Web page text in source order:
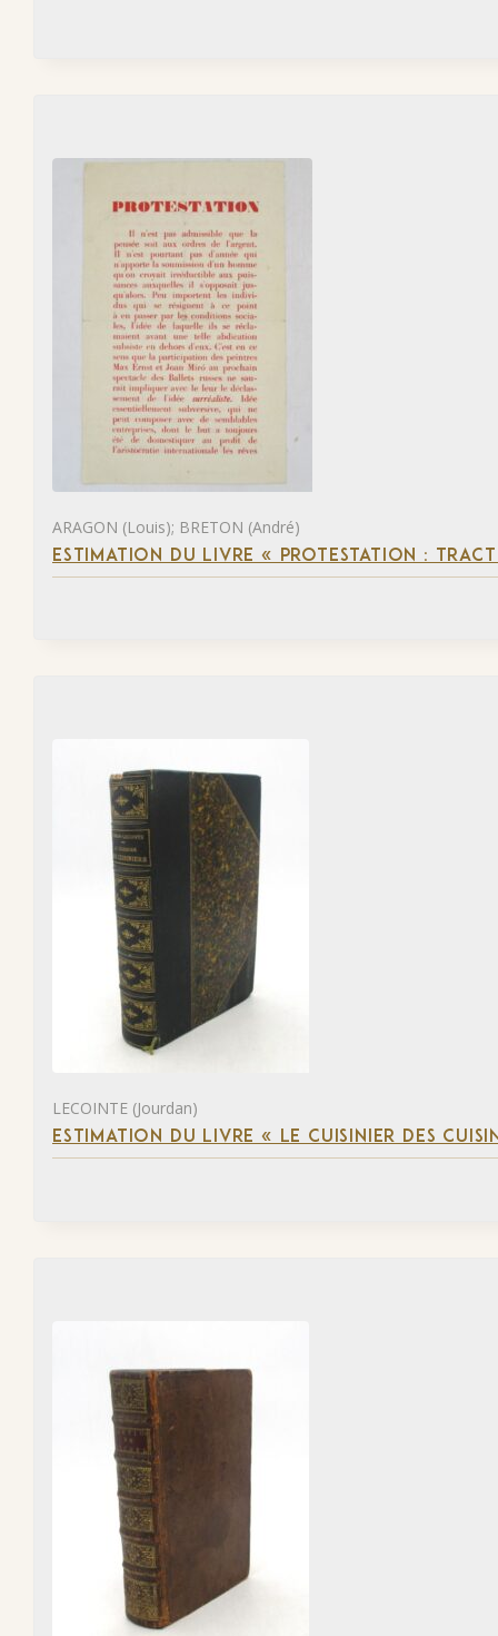
ARAGON (Louis); BRETON (André)
ESTIMATION DU LIVRE « PROTESTATION :
LECOINTE (Jourdan)
ESTIMATION DU LIVRE « LE CUISINIER DES